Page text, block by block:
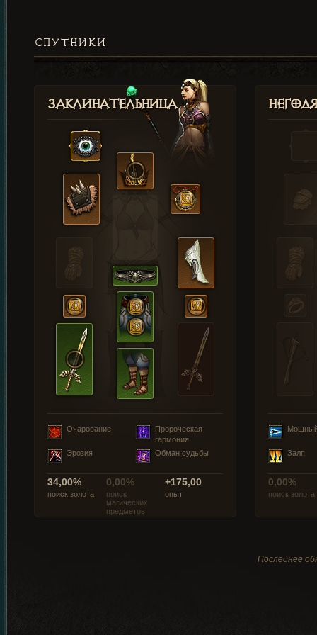
СПУТНИКИ
Заклинательница
Очарование
Пророческая
гармония
Эрозия
Обман судьбы
34,00%
поиск золота
0,00%
поиск
магических
предметов
+175,00
опыт
Залп
0,00%
поиск золота
Последнее